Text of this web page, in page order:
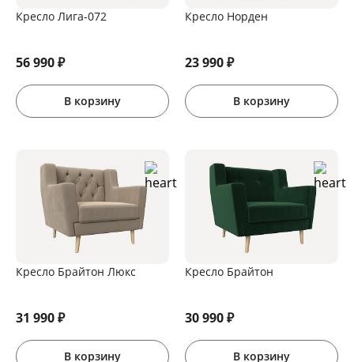
Кресло Лига-072
56 990₽
В корзину
Кресло Норден
23 990₽
В корзину
Кресло Брайтон Люкс
31 990₽
В корзину
Кресло Брайтон
30 990₽
В корзину